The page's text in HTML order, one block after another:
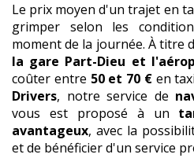
Le prix moyen d'un trajet en
grimper selon les
moment de la journée. À titre
la gare Part-Dieu et
coûter entre 50 et 70 €en
Drivers, notre service de
vous est proposé à un
avantageux, avec la
et de bénéficier d'un service